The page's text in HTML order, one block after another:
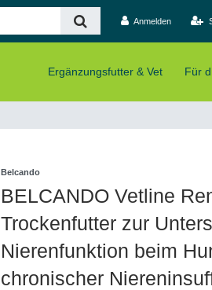
Anmelden
Ergänzungsfutter & Vet Für
Belcando
BELCANDO Vetline
Trockenfutter zur
Nierenfunktion beim
chronischer